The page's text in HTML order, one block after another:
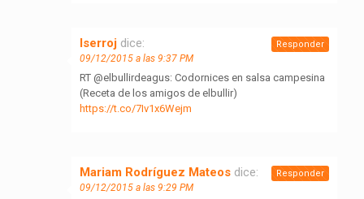
lserroj dice:
09/12/2015 a las 9:37 PM
RT @elbullirdeagus: Codornices en salsa campesina
(Receta de los amigos de elbullir)
https://t.co/7Iv1x6Wejm
Responder
Mariam Rodríguez Mateos dice:
09/12/2015 a las 9:29 PM
Responder